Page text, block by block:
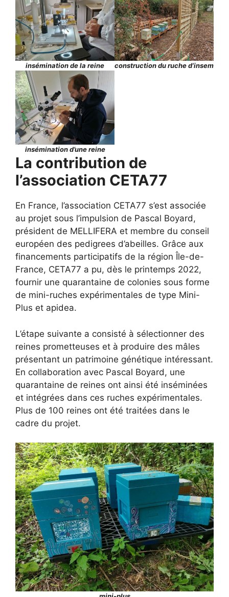
insémination de la reine construction du ruche d’insem
insémination d’une reine
La contribution de
l’association CETA77
En France, l’association CETA77 s’est associée
au projet sous l’impulsion de Pascal Boyard,
président de MELLIFERA et membre du conseil
européen des pedigrees d’abeilles. Grâce aux
financements participatifs de la région Île-de-
France, CETA77 a pu, dès le printemps 2022,
fournir une quarantaine de colonies sous forme
de mini-ruches expérimentales de type Mini-
Plus et apidea.
L’étape suivante a consisté à sélectionner des
reines prometteuses et à produire des mâles
présentant un patrimoine génétique intéressant.
En collaboration avec Pascal Boyard, une
quarantaine de reines ont ainsi été inséminées
et intégrées dans ces ruches expérimentales.
Plus de 100 reines ont été traitées dans le
cadre du projet.